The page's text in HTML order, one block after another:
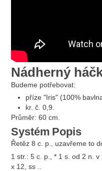
Nádherný
Budeme potřebovat:
příze "Iris" (100%
kr. č. 0,9.
Průměr: 60 cm.
Systém Popis
Řetěz 8 c. p., uzavřeme to
1 str.: 5 c. p., * 1 s. od 2 n.
x 12, ss ..